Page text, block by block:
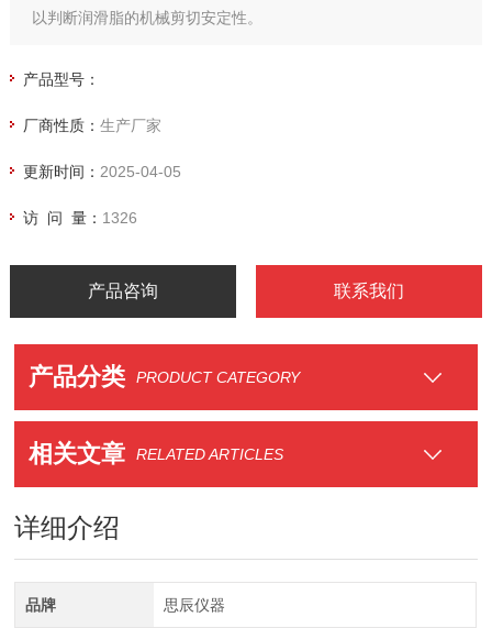
以判断润滑脂的机械剪切安定性。
产品型号：
厂商性质： 生产厂家
更新时间： 2025-04-05
访 问 量： 1326
产品咨询 联系我们
产品分类 PRODUCT CATEGORY
相关文章 RELATED ARTICLES
详细介绍
品牌 思辰仪器